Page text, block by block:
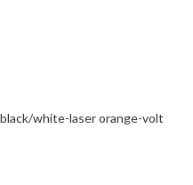
white-laser orange-volt